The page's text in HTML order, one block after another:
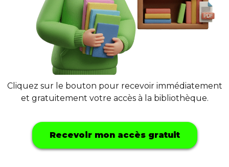
Cliquez sur le bouton pour recevoir immédiatement
et gratuitement votre accès à la bibliothèque.
Recevoir mon accès gratuit